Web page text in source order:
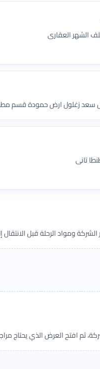
الشهر العقارى
تانى
ومواد الرحلة قبل الانتقال
ثم افتح العرض الذي يحتاج